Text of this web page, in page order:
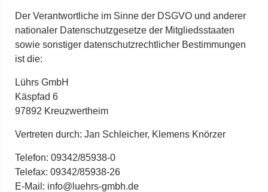
Der Verantwortliche im Sinne der DSGVO und anderer
nationaler Datenschutzgesetze der Mitgliedsstaaten
sowie sonstiger datenschutzrechtlicher Bestimmungen
ist die:
Lührs GmbH
Käspfad 6
97892 Kreuzwertheim
Vertreten durch: Jan Schleicher, Klemens Knörzer
Telefon: 09342/85938-0
Telefax: 09342/85938-26
E-Mail: info@luehrs-gmbh.de